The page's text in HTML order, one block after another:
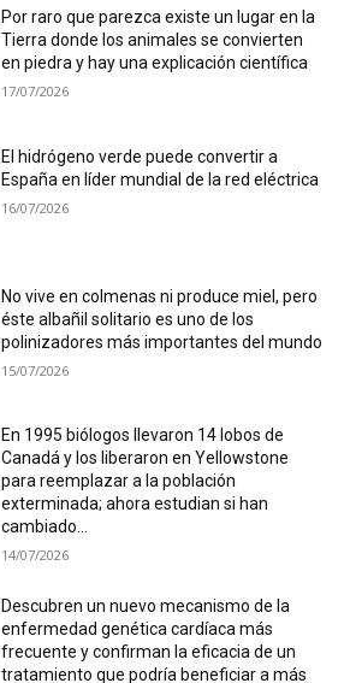
Por raro que parezca existe un lugar en la
Tierra donde los animales se convierten
en piedra y hay una explicación científica
17/07/2026
El hidrógeno verde puede convertir a
España en líder mundial de la red eléctrica
16/07/2026
No vive en colmenas ni produce miel, pero
éste albañil solitario es uno de los
polinizadores más importantes del mundo
15/07/2026
En 1995 biólogos llevaron 14 lobos de
Canadá y los liberaron en Yellowstone
para reemplazar a la población
exterminada; ahora estudian si han
cambiado...
14/07/2026
Descubren un nuevo mecanismo de la
enfermedad genética cardíaca más
frecuente y confirman la eficacia de un
tratamiento que podría beneficiar a más